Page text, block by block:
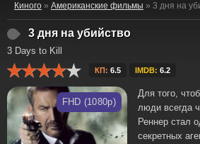
Киного » Американские фильмы » 3 дня на
3 дня на убийство
3 Days to Kill
КП: 6.5 IMDB: 6.2
FHD (1080p)
Для того,
люди всегда
Реннер стал
секретных